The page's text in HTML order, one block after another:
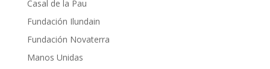
Casal de la Pau
Fundación Ilundain
Fundación Novaterra
Manos Unidas